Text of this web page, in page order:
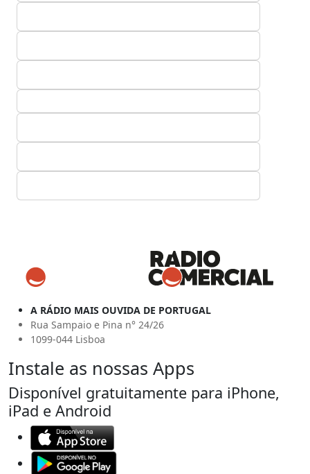
A RÁDIO MAIS OUVIDA DE PORTUGAL
Rua Sampaio e Pina n° 24/26
1099-044 Lisboa
Instale as nossas Apps
Disponível gratuitamente para iPhone,
iPad e Android